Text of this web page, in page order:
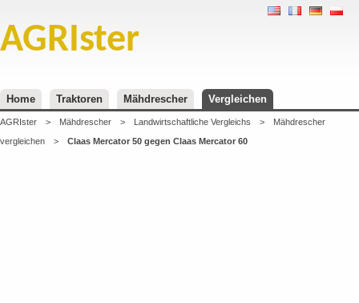
AGRIster
Home Traktoren Mähdrescher Vergleichen
AGRIster > Mähdrescher > Landwirtschaftliche Vergleichs >
Mähdrescher
vergleichen
> Claas Mercator 50 gegen Claas Mercator 60